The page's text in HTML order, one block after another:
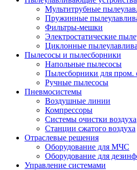
Мультитрубные
Пружинные
Фильтры-мешки
Электростатические
Циклонные
Пылесосы и пылесборники
Напольные пылесосы
Пылесборники для пром.
Ручные пылесосы
Пневмосистемы
Воздушные линии
Компрессоры
Системы очистки воздуха
Станции сжатого воздуха
Отраслевые решения
Оборудование для МЧС
Оборудование для
Управление системами